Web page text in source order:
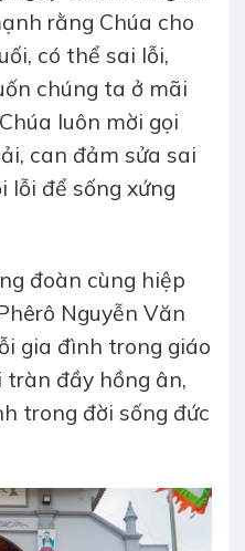
rằng Chúa cho
có thể sai lỗi,
chúng ta ở mãi
luôn mời gọi
can đảm sửa sai
để sống xứng
đoàn cùng hiệp
Nguyễn Văn
gia đình trong giáo
đầy hồng ân,
trong đời sống đức